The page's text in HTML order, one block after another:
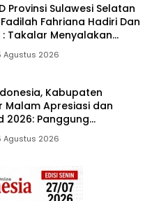
Provinsi Sulawesi Selatan
Fadilah Fahriana Hadiri Dan
: Takalar Menyalakan
Melalui Malam
Award 2026
Agustus 2026
Kabupaten
Malam Apresiasi dan
2026: Panggung
Pelayan Publik
Agustus 2026